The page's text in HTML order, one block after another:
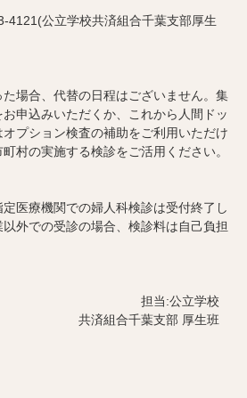
4121(公立学校共済組合千葉支部厚生
場合、代替の日程はございません。集
申込みいただくか、これから人間ドッ
プション検査の補助をご利用いただけ
村の実施する検診をご活用ください。
医療機関での婦人科検診は受付終了し
外での受診の場合、検診料は自己負担
担当:公立学校
共済組合千葉支部 厚生班